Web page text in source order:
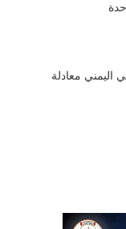
اليمني معادلة